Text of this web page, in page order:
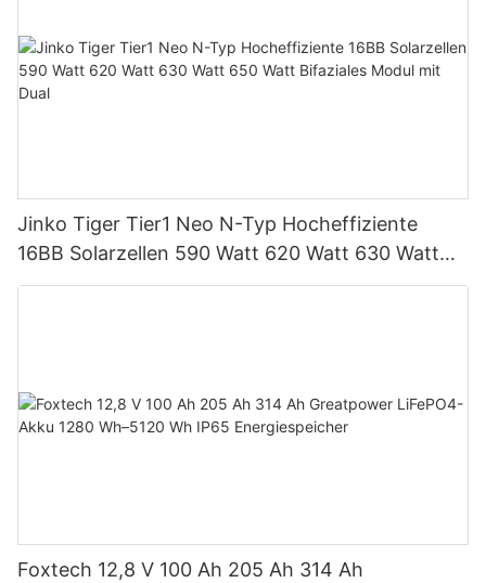
Jinko Tiger Tier1 Neo N-Typ Hocheffiziente
16BB Solarzellen 590 Watt 620 Watt 630 Watt
650 Watt Bifaziales Modul mit Dual
Foxtech 12,8 V 100 Ah 205 Ah 314 Ah